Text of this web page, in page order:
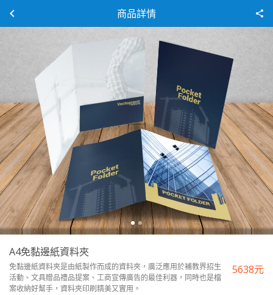
商品詳情
A4免黏邊紙資料夾
免黏邊紙資料夾是由紙製作而成的資料夾，廣泛應用於補教界招生
活動、文具贈品禮品提案、工商宣傳廣告的最佳利器，同時也是檔
案收納好幫手，資料夾印刷精美又實用。
5638元